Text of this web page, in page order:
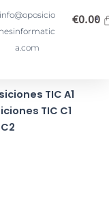
info@oposicio
nesinformatic
a.com
€0.00
TIC A1
TIC C1